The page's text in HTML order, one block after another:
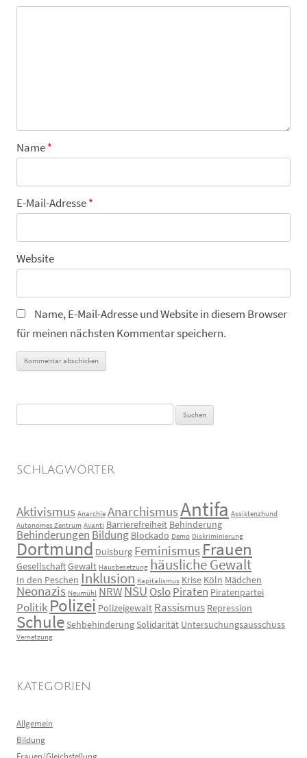
Name*
E-Mail-Adresse*
Website
Name, E-Mail-Adresse und Website in diesem Browser
für meinen nächsten Kommentar speichern.
nach:
SCHLAGWÖRTER
Aktivismus Anarchie AnarchismusAntifa Assistenzhund
Autonomes Zentrum Avanti Barrierefreiheit Behinderung
Behinderungen Bildung Blockado Demo Diskriminierung
Dortmund Duisburg Feminismus Frauen
GesellschaftGewalt Hausbesetzung häusliche Gewalt
In den Peschen Inklusion Kapitalismus Krise Köln Mädchen
Neonazis Neumühl NRWNSU OsloPiraten Piratenpartei
Politik Polizei Polizeigewalt Rassismus Repression
Schule Sehbehinderung Solidarität Untersuchungsausschuss
Vernetzung
KATEGORIEN
Allgemein
Bildung